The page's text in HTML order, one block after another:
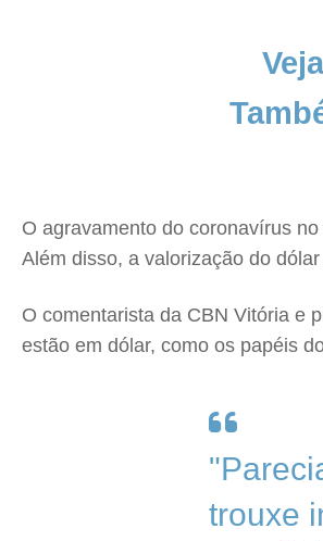
Veja
O agravamento do coronavírus
Além disso, a valorização do
O comentarista da CBN Vitória e
estão em dólar, como os papéis
trouxe